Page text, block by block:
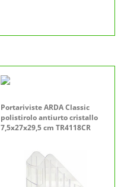
Portariviste ARDA Classic
polistirolo antiurto cristallo
7,5x27x29,5 cm TR4118CR